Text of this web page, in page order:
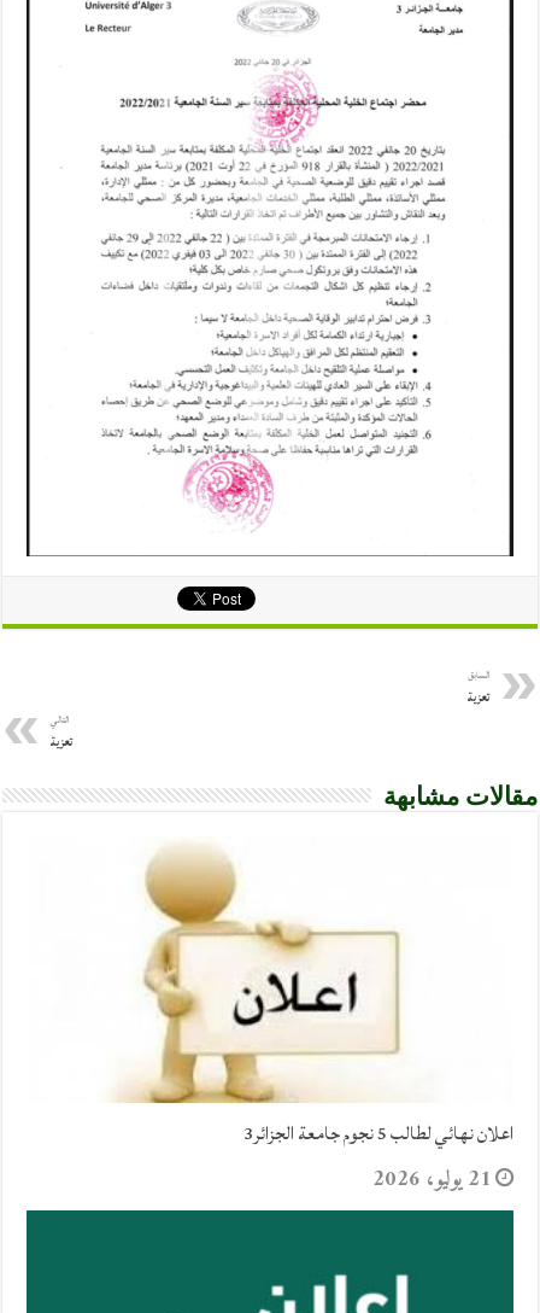
السابق
تعزية
التالي
تعزية
مقالات مشابهة
اعلان نهائي لطالب 5 نجوم جامعة الجزائر3
21 يوليو، 2026